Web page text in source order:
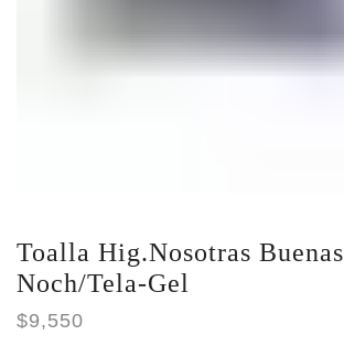
Toalla Hig.Nosotras Buenas
Noch/Tela-Gel
$9,550